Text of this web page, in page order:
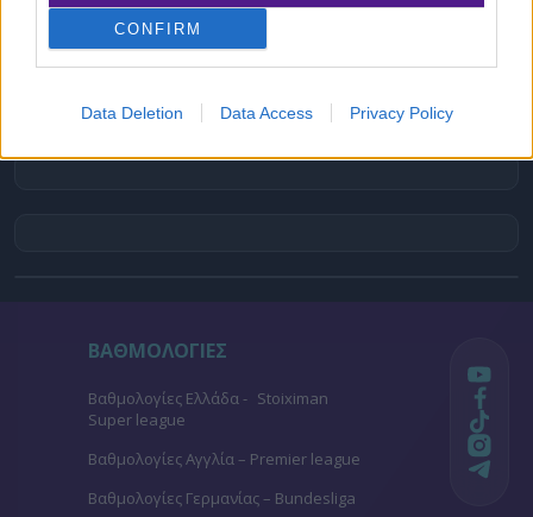
CONFIRM
Data Deletion Data Access Privacy Policy
ΒΑΘΜΟΛΟΓΙΕΣ
Βαθμολογίες Ελλάδα - Stoiximan
Super league
Βαθμολογίες Aγγλία – Premier league
Βαθμολογίες Γερμανίας – Bundesliga